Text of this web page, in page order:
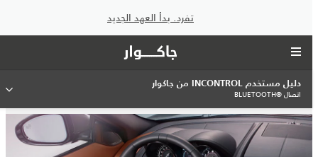
تفرد. بدأ العهد الجديد
دليل مستخدم INCONTROL من جاكوار
اتصال BLUETOOTH®‎